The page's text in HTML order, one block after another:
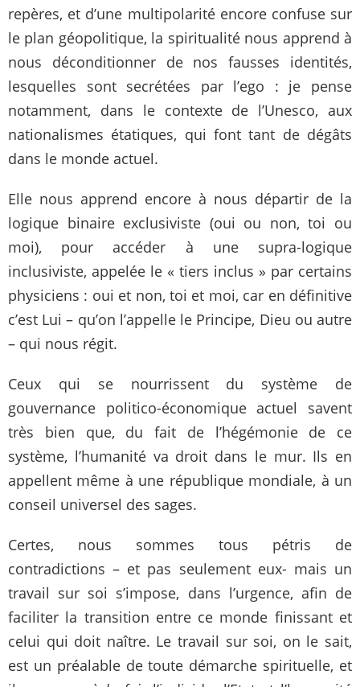
repères, et d’une multipolarité encore confuse sur
le plan géopolitique, la spiritualité nous apprend à
nous déconditionner de nos fausses identités,
lesquelles sont secrétées par l’ego : je pense
notamment, dans le contexte de l’Unesco, aux
nationalismes étatiques, qui font tant de dégâts
dans le monde actuel.
Elle nous apprend encore à nous départir de la
logique binaire exclusiviste (oui ou non, toi ou
moi), pour accéder à une supra-logique
inclusiviste, appelée le « tiers inclus » par certains
physiciens : oui et non, toi et moi, car en définitive
c’est Lui – qu’on l’appelle le Principe, Dieu ou autre
– qui nous régit.
Ceux qui se nourrissent du système de
gouvernance politico-économique actuel savent
très bien que, du fait de l’hégémonie de ce
système, l’humanité va droit dans le mur. Ils en
appellent même à une république mondiale, à un
conseil universel des sages.
Certes, nous sommes tous pétris de
contradictions – et pas seulement eux- mais un
travail sur soi s’impose, dans l’urgence, afin de
faciliter la transition entre ce monde finissant et
celui qui doit naître. Le travail sur soi, on le sait,
est un préalable de toute démarche spirituelle, et